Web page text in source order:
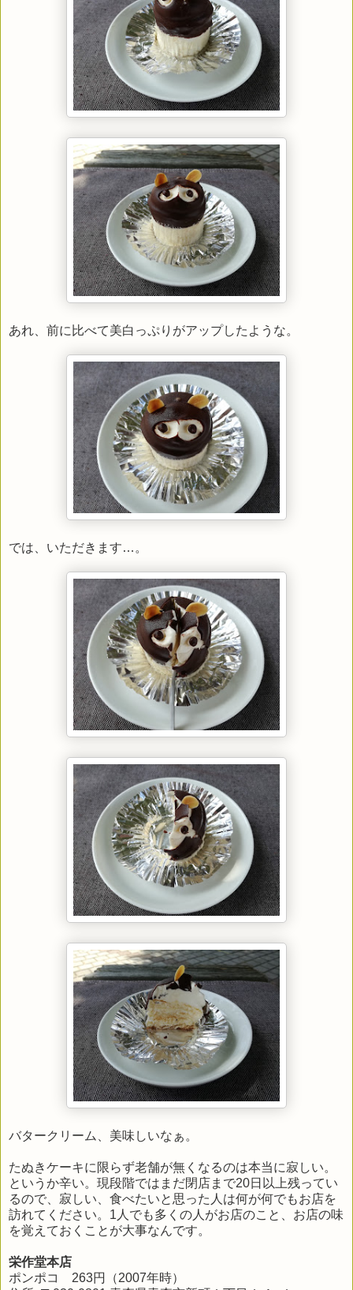
あれ、前に比べて美白っぷりがアップしたような。
では、いただきます…。
バタークリーム、美味しいなぁ。
たぬきケーキに限らず老舗が無くなるのは本当に寂しい。
というか辛い。現段階ではまだ閉店まで20日以上残ってい
るので、寂しい、食べたいと思った人は何が何でもお店を
訪れてください。1人でも多くの人がお店のこと、お店の味
を覚えておくことが大事なんです。
栄作堂本店
ポンポコ 263円（2007年時）